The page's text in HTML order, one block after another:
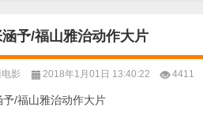
予/福山雅治动作大片
影 2018年1月01日 13:40:22 4411